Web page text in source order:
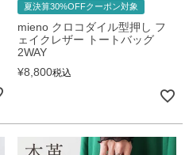
夏決算30%OFFクーポン対象
mieno クロコダイル型押し フ
ェイクレザー トートバッグ
2WAY
¥8,800税込